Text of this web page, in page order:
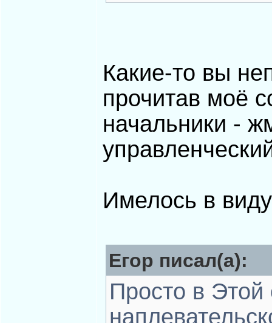
Какие-то вы
прочитав моё
начальники -
Имелось в
Егор писал(а):
Просто в Этой